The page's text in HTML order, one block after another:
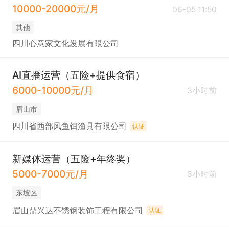
10000-20000元/月
06-05 11:50
其他
四川心意家文化发展有限公司
AI直播运营（五险+提供食宿）
6000-10000元/月
3小时前
眉山市
四川省西部风鱼饵渔具有限公司 认证
新媒体运营（五险+年终奖）
5000-7000元/月
3小时前
东坡区
眉山鼎兴达不锈钢装饰工程有限公司 认证